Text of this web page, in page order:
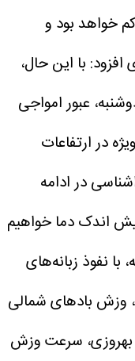
خواهد بود و
افزود: با این حال،
عبور امواجی
در ارتفاعات
در ادامه
اندک دما خواهیم
با نفوذ زبانه‌های
وزش باد‌های شمالی
بهروزی، سرعت وزش